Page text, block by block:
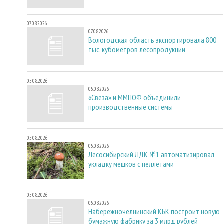
07.08.2026
07.08.2026
Вологодская область экспортировала 800
тыс. кубометров лесопродукции
05.08.2026
05.08.2026
«Свеза» и ММПОФ объединили
производственные системы
05.08.2026
05.08.2026
Лесосибирский ЛДК №1 автоматизировал
укладку мешков с пеллетами
05.08.2026
05.08.2026
Набережночелнинский КБК построит новую
бумажную фабрику за 3 млрд рублей